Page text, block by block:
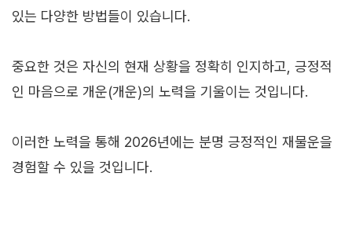
있는 다양한 방법들이 있습니다.
중요한 것은 자신의 현재 상황을 정확히 인지하고, 긍정적
인 마음으로 개운(개운)의 노력을 기울이는 것입니다.
이러한 노력을 통해 2026년에는 분명 긍정적인 재물운을
경험할 수 있을 것입니다.